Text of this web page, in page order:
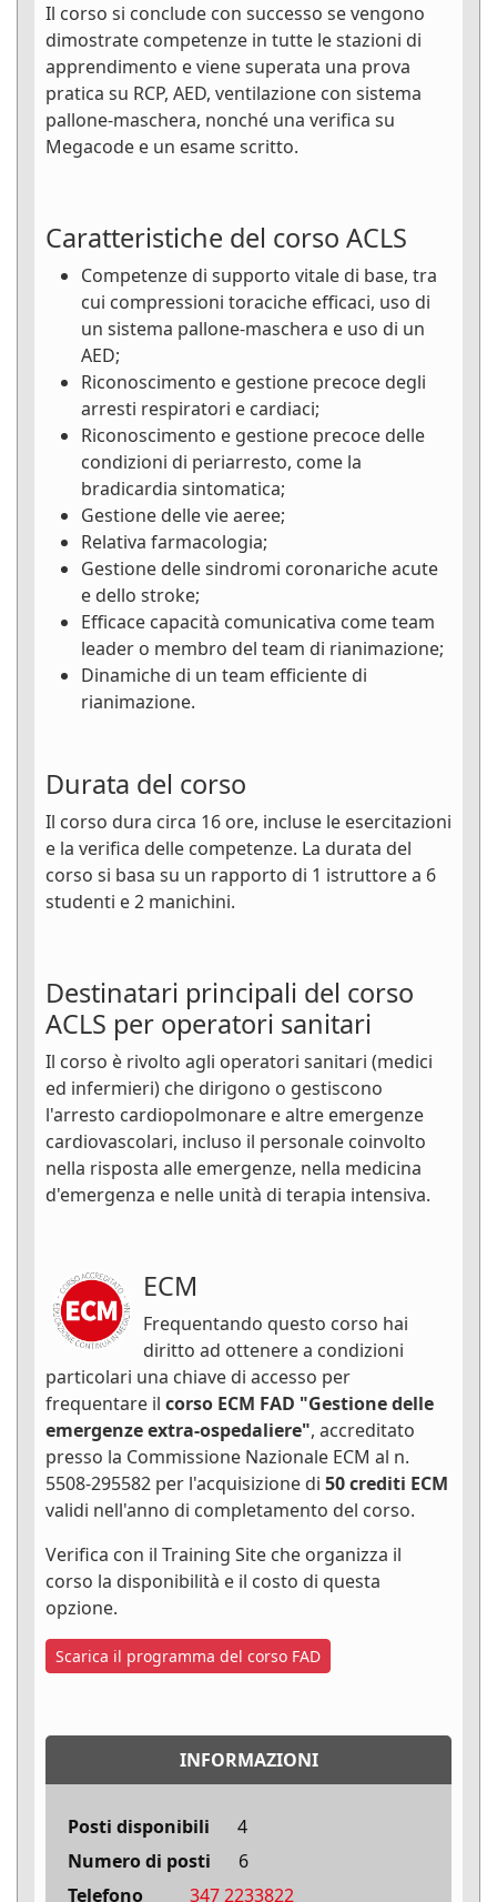
Il corso si conclude con successo se vengono
dimostrate competenze in tutte le stazioni di
apprendimento e viene superata una prova
pratica su RCP, AED, ventilazione con sistema
pallone-maschera, nonché una verifica su
Megacode e un esame scritto.
Caratteristiche del corso ACLS
Competenze di supporto vitale di base, tra
cui compressioni toraciche efficaci, uso di
un sistema pallone-maschera e uso di un
AED;
Riconoscimento e gestione precoce degli
arresti respiratori e cardiaci;
Riconoscimento e gestione precoce delle
condizioni di periarresto, come la
bradicardia sintomatica;
Gestione delle vie aeree;
Relativa farmacologia;
Gestione delle sindromi coronariche acute
e dello stroke;
Efficace capacità comunicativa come team
leader o membro del team di rianimazione;
Dinamiche di un team efficiente di
rianimazione.
Durata del corso
Il corso dura circa 16 ore, incluse le esercitazioni
e la verifica delle competenze. La durata del
corso si basa su un rapporto di 1 istruttore a 6
studenti e 2 manichini.
Destinatari principali del corso
ACLS per operatori sanitari
Il corso è rivolto agli operatori sanitari (medici
ed infermieri) che dirigono o gestiscono
l'arresto cardiopolmonare e altre emergenze
cardiovascolari, incluso il personale coinvolto
nella risposta alle emergenze, nella medicina
d'emergenza e nelle unità di terapia intensiva.
ECM
Frequentando questo corso hai
diritto ad ottenere a condizioni
particolari una chiave di accesso per
frequentare il corso ECM FAD "Gestione delle
emergenze extra-ospedaliere", accreditato
presso la Commissione Nazionale ECM al n.
5508-295582 per l'acquisizione di 50 crediti ECM
validi nell'anno di completamento del corso.
Verifica con il Training Site che organizza il
corso la disponibilità e il costo di questa
opzione.
Scarica il programma del corso FAD
INFORMAZIONI
Posti disponibili
4
Numero di posti
6
Telefono
347 2233822